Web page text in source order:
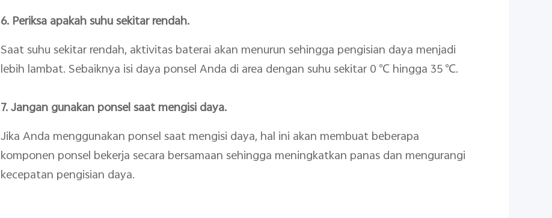
6. Periksa apakah suhu sekitar rendah.
Saat suhu sekitar rendah, aktivitas baterai akan menurun sehingga pengisian daya menjadi
lebih lambat. Sebaiknya isi daya ponsel Anda di area dengan suhu sekitar 0 ℃ hingga 35 ℃.
7. Jangan gunakan ponsel saat mengisi daya.
Jika Anda menggunakan ponsel saat mengisi daya, hal ini akan membuat beberapa
komponen ponsel bekerja secara bersamaan sehingga meningkatkan panas dan mengurangi
kecepatan pengisian daya.